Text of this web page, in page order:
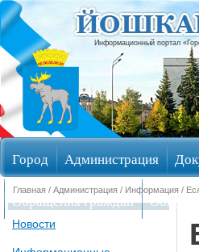
Информационный портал
Город Администрация
Обращения граждан
Главная / Администрация / Информация /
Новости